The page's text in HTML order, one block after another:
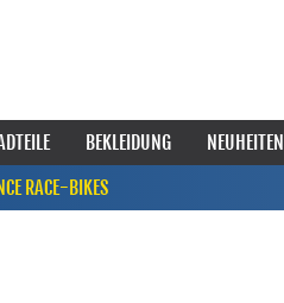
BEKLEIDUNG NEUHEITEN
RACE-BIKES